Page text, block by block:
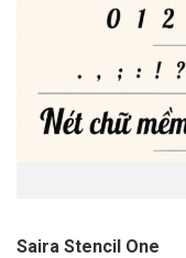
Saira Stencil One